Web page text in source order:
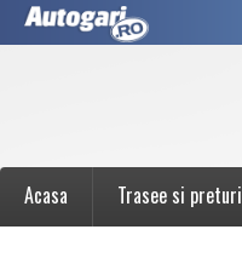
Acasa Trasee si preturi